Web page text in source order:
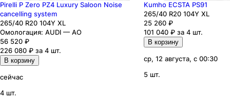
Pirelli P Zero PZ4 Luxury Saloon Noise
cancelling system
265/40 R20 104Y XL
Омологация: AUDI — AO
56 520 ₽
226 080 ₽ за 4 шт.
В корзину
сейчас
4 шт.
Kumho ECSTA PS91
265/40 R20 104Y XL
25 260 ₽
101 040 ₽ за 4 шт.
В корзину
ср, 12 августа, с 00:30
5 шт.